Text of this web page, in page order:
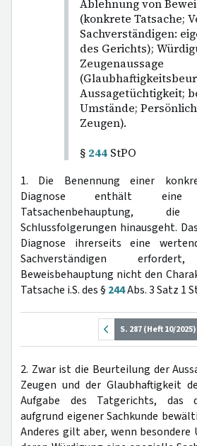
Ablehnung von
(konkrete Tatsache;
Sachverständigen:
des Gerichts);
Zeugenaussage
Aussagetüchtigkeit;
Umstände;
Zeugen).
§ 244 StPO
1. Die Benennung einer
Diagnose enthält eine
Tatsachenbehauptung,
Schlussfolgerungen hinausgeht.
Diagnose ihrerseits eine
Sachverständigen
Beweisbehauptung nicht den
Tatsache i.S. des § 244Abs. 3 Satz 1
S. 287 (Heft 10/2025)
2. Zwar ist die Beurteilung der
Zeugen und der Glaubhaftigkeit
Aufgabe des Tatgerichts, das
aufgrund eigener Sachkunde
Anderes gilt aber, wenn besondere